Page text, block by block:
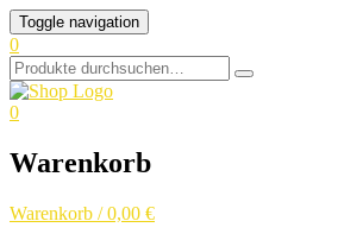
Skip
to
content
Toggle navigation
0
Search
for:
0
Warenkorb
Warenkorb / 0,00 €